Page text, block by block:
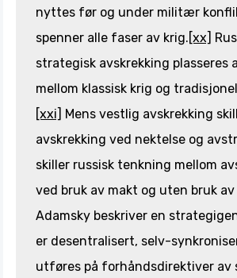
nyttes før og under militær
spenner alle faser av krig.[xx]
strategisk avskrekking plasseres
mellom klassisk krig og
[xxi] Mens vestlig avskrekking
avskrekking ved nektelse og
skiller russisk tenkning mellom
ved bruk av makt og uten bruk av
Adamsky beskriver en
er desentralisert, selv-
utføres på forhåndsdirektiver av